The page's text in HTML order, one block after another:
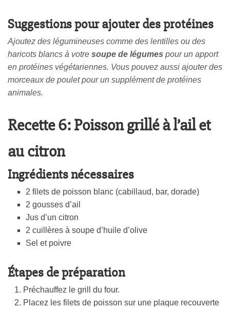
Suggestions pour ajouter des protéines
Ajoutez des légumineuses comme des lentilles ou des
haricots blancs à votre soupe de légumes pour un apport
en protéines végétariennes. Vous pouvez aussi ajouter des
morceaux de poulet pour un supplément de protéines
animales.
Recette 6: Poisson grillé à l’ail et
au citron
Ingrédients nécessaires
2 filets de poisson blanc (cabillaud, bar, dorade)
2 gousses d’ail
Jus d’un citron
2 cuillères à soupe d’huile d’olive
Sel et poivre
Étapes de préparation
Préchauffez le grill du four.
Placez les filets de poisson sur une plaque recouverte